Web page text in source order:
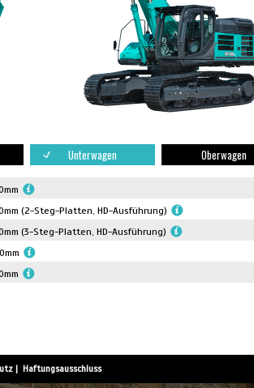
Unterwagen Oberwagen
(2-Steg-Platten, HD-Ausführung)
(3-Steg-Platten, HD-Ausführung)
| Haftungsausschluss